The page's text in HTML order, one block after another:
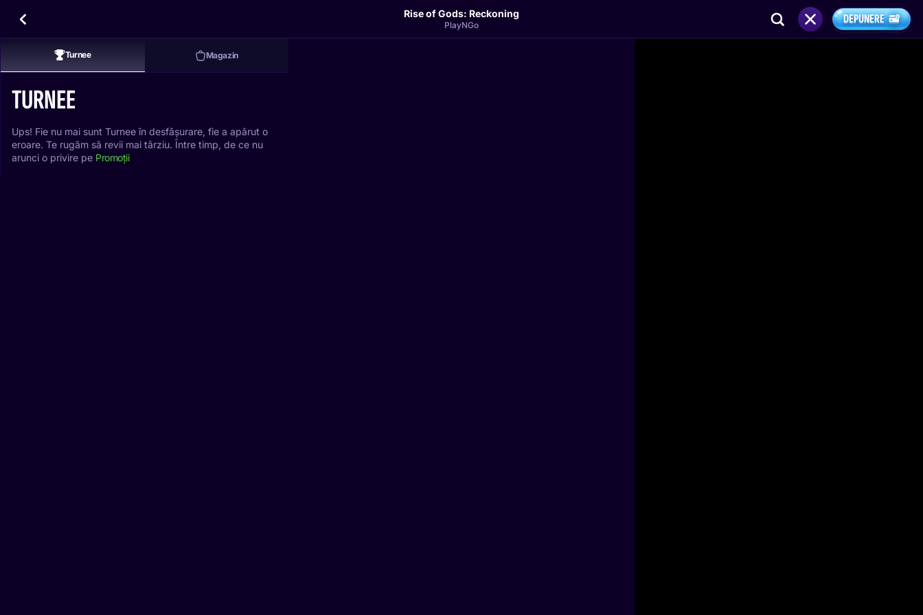
Rise of Gods: Reckoning
PlayNGo DEPUNERE
Turnee Magazin
TURNEE
Ups! Fie nu mai sunt Turnee în desfășurare, fie a apărut o
eroare. Te rugăm să revii mai târziu. Între timp, de ce nu
arunci o privire pe Promoții